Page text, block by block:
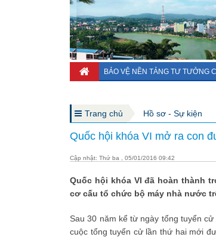
BẢO VỆ NỀN TẢNG TƯ TƯỞNG
Trang chủ Hồ sơ - Sự kiện
Quốc hội khóa VI mở ra con
Cập nhật: Thứ ba , 05/01/2016 09:42
Quốc hội khóa VI đã hoàn thành
cơ cấu tổ chức bộ máy nhà nước
Sau 30 năm kể từ ngày tổng tuyển
cuộc tổng tuyển cử lần thứ hai mới